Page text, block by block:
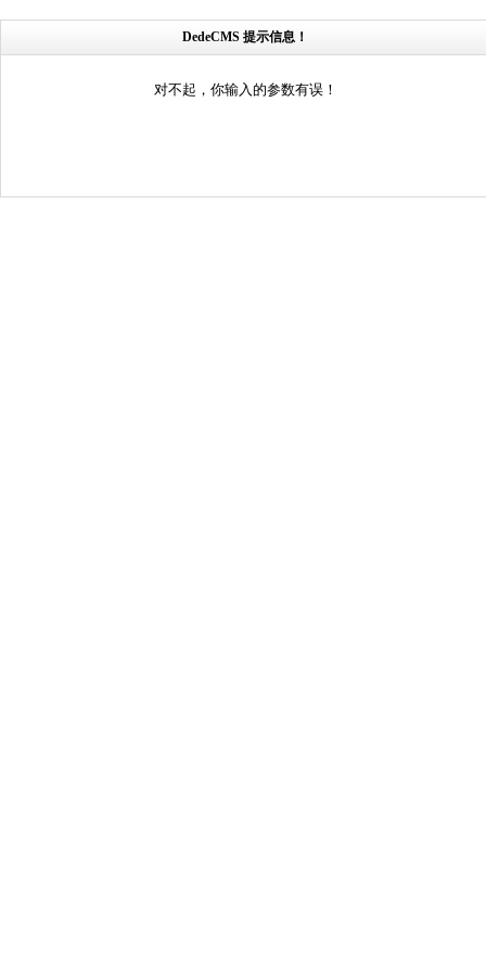
DedeCMS 提示信息！
对不起，你输入的参数有误！